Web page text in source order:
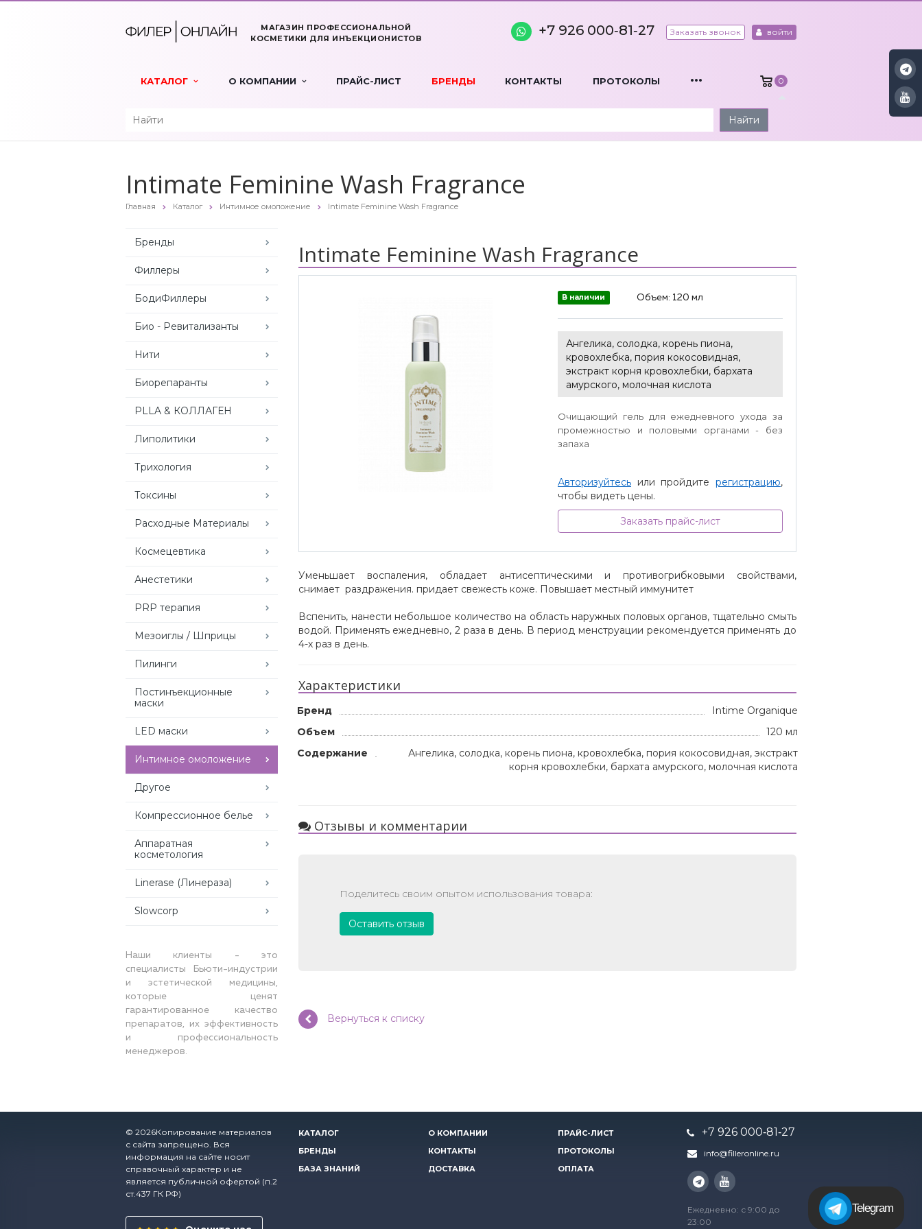
МАГАЗИН ПРОФЕССИОНАЛЬНОЙ
КОСМЕТИКИ ДЛЯ ИНЪЕКЦИОНИСТОВ
войти
Заказать звонок
+7 926 000‑81‑27
КАТАЛОГ О КОМПАНИИ ПРАЙС-ЛИСТ БРЕНДЫ КОНТАКТЫ ПРОТОКОЛЫ ... 0
Найти
Intimate Feminine Wash Fragrance
Главная Каталог Интимное омоложение Intimate Feminine Wash Fragrance
Бренды
Филлеры
БодиФиллеры
Био - Ревитализанты
Нити
Биорепаранты
PLLA & КОЛЛАГЕН
Липолитики
Трихология
Токсины
Расходные Материалы
Космецевтика
Анестетики
PRP терапия
Мезоиглы / Шприцы
Пилинги
Постинъекционные
маски
LED маски
Интимное омоложение
Другое
Компрессионное белье
Аппаратная
косметология
Linerase (Линераза)
Slowcorp
Наши клиенты - это
специалисты Бьюти-индустрии
и эстетической медицины,
которые ценят
гарантированное качество
препаратов, их эффективность
и профессиональность
менеджеров.
Intimate Feminine Wash Fragrance
В наличии Объем: 120 мл
Ангелика, солодка, корень пиона,
кровохлебка, пория кокосовидная,
экстракт корня кровохлебки, бархата
амурского, молочная кислота
Очищающий гель для ежедневного ухода за
промежностью и половыми органами - без
запаха
Авторизуйтесь или пройдите регистрацию,
чтобы видеть цены.
Заказать прайс-лист
Уменьшает воспаления, обладает антисептическими и противогрибковыми свойствами,
снимает раздражения. придает свежесть коже. Повышает местный иммунитет
Вспенить, нанести небольшое количество на область наружных половых органов, тщательно смыть
водой. Применять ежедневно, 2 раза в день. В период менструации рекомендуется применять до
4-х раз в день.
Характеристики
Бренд
Intime Organique
Объем
120 мл
Содержание
Ангелика, солодка, корень пиона, кровохлебка, пория кокосовидная, экстракт
корня кровохлебки, бархата амурского, молочная кислота
Отзывы и комментарии
Поделитесь своим опытом использования товара:
Оставить отзыв
Вернуться к списку
© 2026Копирование материалов
с сайта запрещено. Вся
информация на сайте носит
справочный характер и не
является публичной офертой (п.2
ст.437 ГК РФ)
Telegram
КАТАЛОГ О КОМПАНИИ
ПРАЙС-ЛИСТ
БРЕНДЫ
КОНТАКТЫ
ПРОТОКОЛЫ
БАЗА ЗНАНИЙ
ДОСТАВКА ОПЛАТА
+7 926 000‑81‑27
info@filleronline.ru
Ежедневно: с 9:00 до
23:00